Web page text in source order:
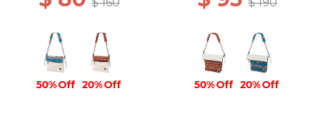
50% Off 20% Off 50% Off 20% Off